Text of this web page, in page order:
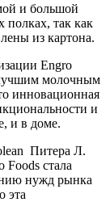
и большой
полках, так как
из картона.
Engro
молочным
инновационная
и
и в доме.
Питера Л.
Foods стала
нужд рынка
эта